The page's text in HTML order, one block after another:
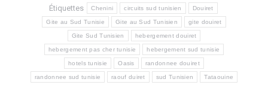
Étiquettes Chenini circuits sud tunisien Douiret
Gite au Sud Tunisie Gite au Sud Tunisien gite douiret
Gite Sud Tunisien hebergement douiret
hebergement pas cher tunisie hebergement sud tunisie
hotels tunisie Oasis randonnee douiret
randonnee sud tunisie raouf duiret sud Tunisien Tataouine